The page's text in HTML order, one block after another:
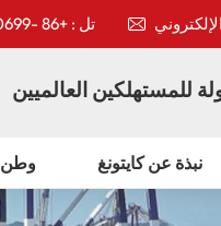
تل : +86 -13611580699
للمستهلكين العالميين
وطن نبذة عن كايتونغ